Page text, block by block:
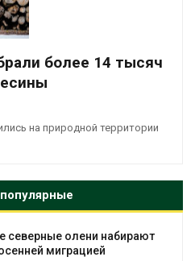
более 14 тысяч
на природной территории
северные олени набирают
миграцией